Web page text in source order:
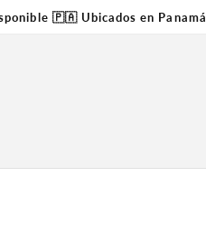
🇵🇦 Ubicados en Panamá